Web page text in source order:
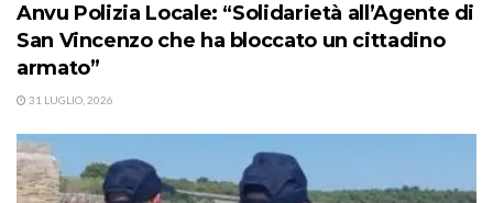
Anvu Polizia Locale: “Solidarietà all’Agente di
San Vincenzo che ha bloccato un cittadino
armato”
31 LUGLIO, 2026